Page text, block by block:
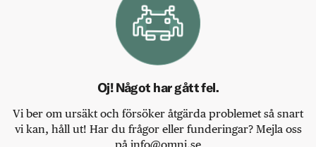
Oj! Något har gått fel.
Vi ber om ursäkt och försöker åtgärda problemet så snart
vi kan, håll ut! Har du frågor eller funderingar? Mejla oss